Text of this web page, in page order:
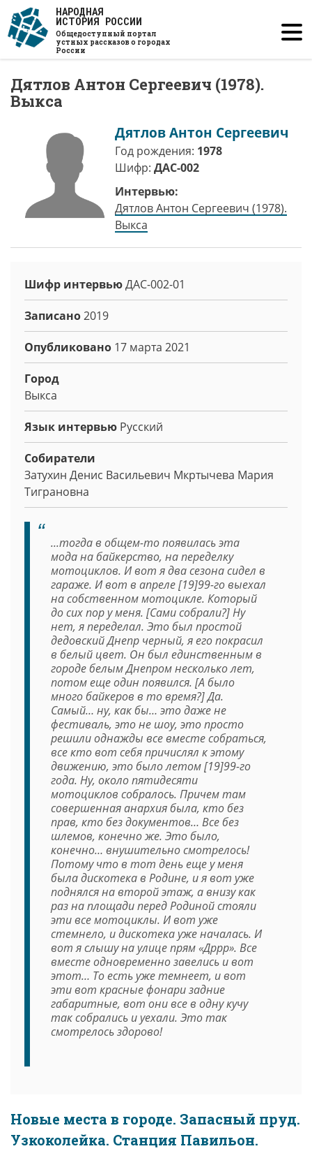
Перейти
основному
НАРОДНАЯ
ИСТОРИЯ РОССИИ
Общедоступный портал
устных рассказов о городах
России
Дятлов Антон Сергеевич (1978).
Выкса
Дятлов Антон Сергеевич
Год рождения: 1978
Шифр: ДАС-002
Интервью:
Дятлов Антон Сергеевич (1978).
Выкса
Шифр интервьюДАС-002-01
Записано2019
Опубликовано 17 марта 2021
Город
Выкса
Язык интервью Русский
Собиратели
Затухин Денис Васильевич Мкртычева Мария
Тиграновна
...тогда в общем-то появилась эта
мода на байкерство, на переделку
мотоциклов. И вот я два сезона сидел в
гараже. И вот в апреле [19]99-го выехал
на собственном мотоцикле. Который
до сих пор у меня. [Сами собрали?] Ну
нет, я переделал. Это был простой
дедовский Днепр черный, я его покрасил
в белый цвет. Он был единственным в
городе белым Днепром несколько лет,
потом еще один появился. [А было
много байкеров в то время?] Да.
Самый… ну, как бы… это даже не
фестиваль, это не шоу, это просто
решили однажды все вместе собраться,
все кто вот себя причислял к этому
движению, это было летом [19]99-го
года. Ну, около пятидесяти
мотоциклов собралось. Причем там
совершенная анархия была, кто без
прав, кто без документов… Все без
шлемов, конечно же. Это было,
конечно… внушительно смотрелось!
Потому что в тот день еще у меня
была дискотека в Родине, и я вот уже
поднялся на второй этаж, а внизу как
раз на площади перед Родиной стояли
эти все мотоциклы. И вот уже
стемнело, и дискотека уже началась. И
вот я слышу на улице прям «Дррр». Все
вместе одновременно завелись и вот
этот… То есть уже темнеет, и вот
эти вот красные фонари задние
габаритные, вот они все в одну кучу
так собрались и уехали. Это так
смотрелось здорово!
Новые места в городе. Запасный пруд.
Узкоколейка. Станция Павильон.